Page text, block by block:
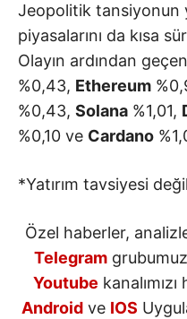
Jeopolitik tansiyonun
piyasalarını da kısa
Olayın ardından
%0,43, Ethereum
%0,43, Solana %1,01,
%0,10 ve Cardano
*Yatırım tavsiyesi
Özel haberler,
Telegram
Youtube
Androidve IOS